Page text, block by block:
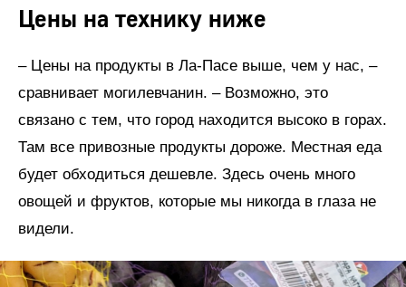
Цены на технику ниже
– Цены на продукты в Ла-Пасе выше, чем у нас, –
сравнивает могилевчанин. – Возможно, это
связано с тем, что город находится высоко в горах.
Там все привозные продукты дороже. Местная еда
будет обходиться дешевле. Здесь очень много
овощей и фруктов, которые мы никогда в глаза не
видели.